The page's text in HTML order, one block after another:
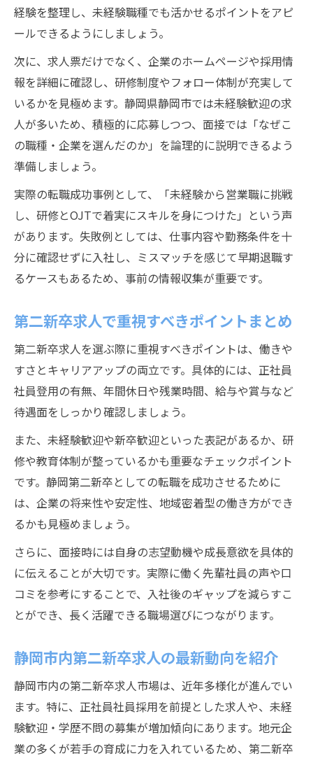
経験を整理し、未経験職種でも活かせるポイントをアピ
ールできるようにしましょう。
次に、求人票だけでなく、企業のホームページや採用情
報を詳細に確認し、研修制度やフォロー体制が充実して
いるかを見極めます。静岡県静岡市では未経験歓迎の求
人が多いため、積極的に応募しつつ、面接では「なぜこ
の職種・企業を選んだのか」を論理的に説明できるよう
準備しましょう。
実際の転職成功事例として、「未経験から営業職に挑戦
し、研修とOJTで着実にスキルを身につけた」という声
があります。失敗例としては、仕事内容や勤務条件を十
分に確認せずに入社し、ミスマッチを感じて早期退職す
るケースもあるため、事前の情報収集が重要です。
第二新卒求人で重視すべきポイントまとめ
第二新卒求人を選ぶ際に重視すべきポイントは、働きや
すさとキャリアアップの両立です。具体的には、正社員
社員登用の有無、年間休日や残業時間、給与や賞与など
待遇面をしっかり確認しましょう。
また、未経験歓迎や新卒歓迎といった表記があるか、研
修や教育体制が整っているかも重要なチェックポイント
です。静岡第二新卒としての転職を成功させるために
は、企業の将来性や安定性、地域密着型の働き方ができ
るかも見極めましょう。
さらに、面接時には自身の志望動機や成長意欲を具体的
に伝えることが大切です。実際に働く先輩社員の声や口
コミを参考にすることで、入社後のギャップを減らすこ
とができ、長く活躍できる職場選びにつながります。
静岡市内第二新卒求人の最新動向を紹介
静岡市内の第二新卒求人市場は、近年多様化が進んでい
ます。特に、正社員社員採用を前提とした求人や、未経
験歓迎・学歴不問の募集が増加傾向にあります。地元企
業の多くが若手の育成に力を入れているため、第二新卒